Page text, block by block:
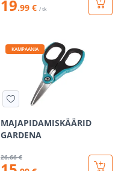
19.99 € / tk
KAMPAANIA
MAJAPIDAMISKÄÄRID
GARDENA
26.66 €